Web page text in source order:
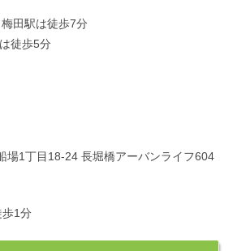
田駅は徒歩7分
徒歩5分
場1丁目18-24 長堀橋アーバンライフ604
歩1分